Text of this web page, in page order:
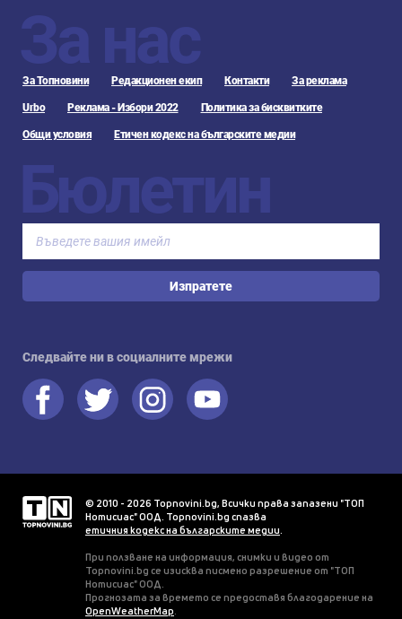
За нас
За Топновини Редакционен екип Контакти За реклама
Urbo Реклама - Избори 2022 Политика за бисквитките
Общи условия Етичен кодекс на българските медии
Бюлетин
Изпратете
Следвайте ни в социалните мрежи
© 2010 - 2026 Topnovini.bg, Всички права запазени "ТОП
Нотисиас" ООД. Topnovini.bg спазва
етичния кодекс на българските медии.
При ползване на информация, снимки и видео от
Topnovini.bg се изисква писмено разрешение от "ТОП
Нотисиас" ООД.
Прогнозата за времето се предоставя благодарение на
OpenWeatherMap.